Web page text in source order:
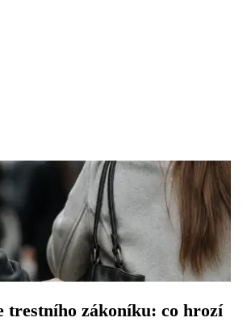
trestního zákoníku: co hrozí